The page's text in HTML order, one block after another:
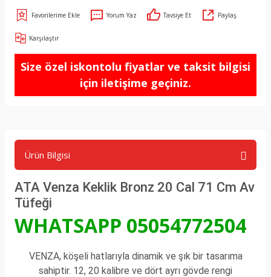
Yorum Yaz Tavsiye Et Paylaş
Karşılaştır
Size özel iskontolu fiyatlar ve taksit bilgisi
için iletişime geçiniz.
Ürün Bilgisi
ATA Venza Keklik Bronz 20 Cal 71 Cm Av
Tüfeği
WHATSAPP 05054772504
VENZA, köşeli hatlarıyla dinamik ve şık bir tasarıma
sahiptir. 12, 20 kalibre ve dört ayrı gövde rengi